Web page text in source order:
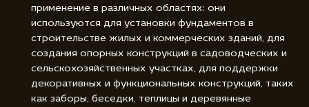
применение в различных областях: они
используются для установки фундаментов в
строительстве жилых и коммерческих зданий, для
создания опорных конструкций в садоводческих и
сельскохозяйственных участках, для поддержки
декоративных и функциональных конструкций, таких
как заборы, беседки, теплицы и деревянные